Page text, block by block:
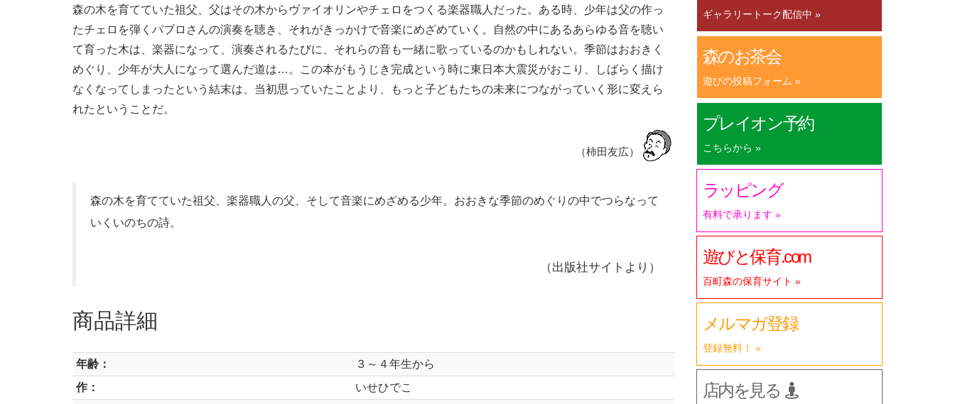
森の木を育てていた祖父、父はその木からヴァイオリンやチェロをつくる楽器職人だった。ある時、少年は父の作っ
たチェロを弾くパブロさんの演奏を聴き、それがきっかけで音楽にめざめていく。自然の中にあるあらゆる音を聴い
て育った木は、楽器になって、演奏されるたびに、それらの音も一緒に歌っているのかもしれない。季節はおおきく
めぐり、少年が大人になって選んだ道は…。この本がもうじき完成という時に東日本大震災がおこり、しばらく描け
なくなってしまったという結末は、当初思っていたことより、もっと子どもたちの未来につながっていく形に変えら
れたということだ。
（柿田友広）
森の木を育てていた祖父、楽器職人の父、そして音楽にめざめる少年。おおきな季節のめぐりの中でつらなって
いくいのちの詩。
（出版社サイトより）
商品詳細
年齢：
３～４年生から
作：
いせひでこ
ギャラリートーク配信中 »
森のお茶会
遊びの投稿フォーム »
プレイオン予約
こちらから »
ラッピング
有料で承ります »
遊びと保育.com
百町森の保育サイト »
メルマガ登録
登録無料！ »
店内を見る